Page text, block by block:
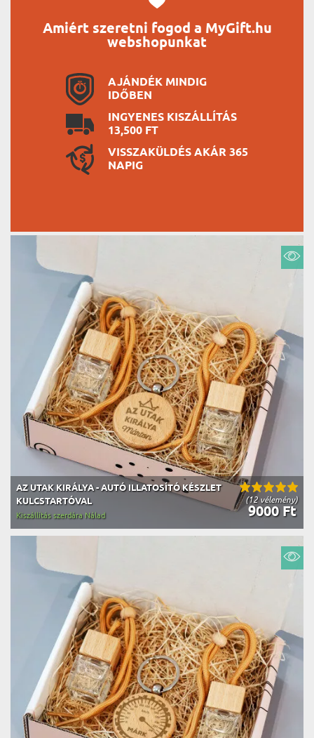
Amiért szeretni fogod a MyGift.hu
webshopunkat
AJÁNDÉK MINDIG
IDŐBEN
INGYENES KISZÁLLÍTÁS
13,500 FT
VISSZAKÜLDÉS AKÁR 365
NAPIG
(12 vélemény)
AZ UTAK KIRÁLYA - AUTÓ ILLATOSÍTÓ KÉSZLET
KULCSTARTÓVAL
9000 Ft
Kiszállítás szerdára Nálad